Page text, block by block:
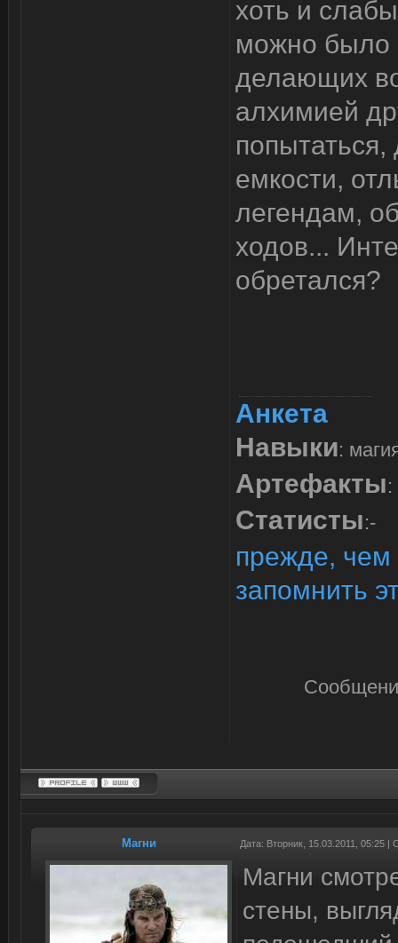
хоть и
можно было
делающих
алхимией
емкости,
легендам,
ходов...
обретался?
Анкета
Навыки:
Артефакты
Статисты:-
прежде, чем
запомнить
Магни Дата: Вторник, 15.03.2011, 05:25
Магни
стены,